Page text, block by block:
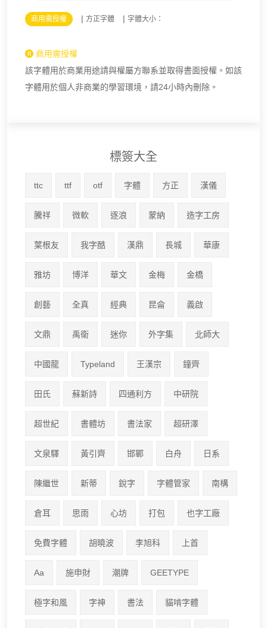
商用需授權 | 方正字體 | 字體大小：
商用需授權
該字體用於商業用途請與權屬方聯系並取得書面授權。如該
字體用於個人非商業的學習環境，請24小時內刪除。
標簽大全
ttc ttf otf 字體 方正 漢儀
騰祥 微軟 逐浪 蒙納 造字工房
葉根友 我字酷 漢鼎 長城 華康
雅坊 博洋 華文 金梅 金橋
創藝 全真 經典 昆侖 義啟
文鼎 禹衛 迷你 外字集 北師大
中國龍 Typeland 王漢宗 鐘齊
田氏 蘇新詩 四通利方 中研院
超世紀 書體坊 書法家 超研澤
文泉驛 黃引齊 邯鄲 白舟 日系
陳繼世 新蒂 銳字 字體管家 南構
倉耳 思雨 心坊 打包 也字工廠
免費字體 胡曉波 李旭科 上首
Aa 施申財 潮牌 GEETYPE
極字和風 字神 書法 貓啃字體